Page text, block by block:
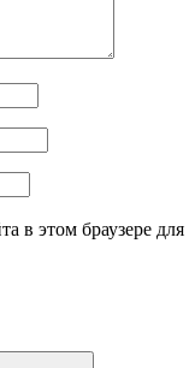
в этом браузере для